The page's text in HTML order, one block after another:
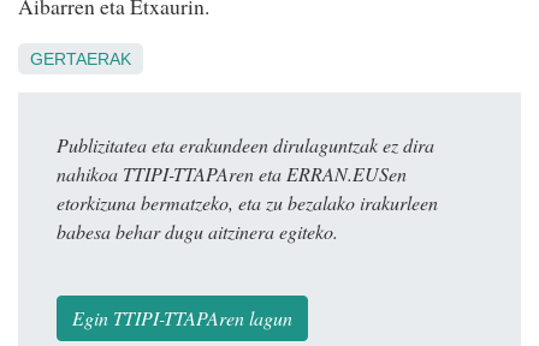
Aibarren eta Etxaurin.
GERTAERAK
Publizitatea eta erakundeen dirulaguntzak ez dira
nahikoa TTIPI-TTAPAren eta ERRAN.EUSen
etorkizuna bermatzeko, eta zu bezalako irakurleen
babesa behar dugu aitzinera egiteko.
Egin TTIPI-TTAPAren lagun